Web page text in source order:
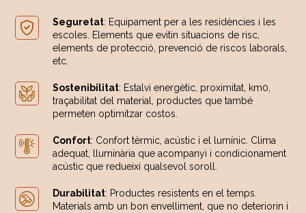
Seguretat: Equipament per a les residències i les
escoles. Elements que evitin situacions de risc,
elements de protecció, prevenció de riscos laborals,
etc.
Sostenibilitat: Estalvi energètic, proximitat, km0,
traçabilitat del material, productes que també
permeten optimitzar costos.
Confort: Confort tèrmic, acústic i el lumínic. Clima
adequat, lluminària que acompanyi i condicionament
acústic que redueixi qualsevol soroll.
Durabilitat: Productes resistents en el temps.
Materials amb un bon envelliment, que no deteriorin i